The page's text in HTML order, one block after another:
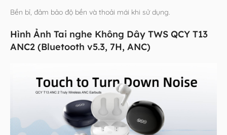
Bền bỉ, đảm bảo độ bền và thoải mái khi sử dụng.
Hình Ảnh Tai nghe Không Dây TWS QCY T13
ANC2 (Bluetooth v5.3, 7H, ANC)